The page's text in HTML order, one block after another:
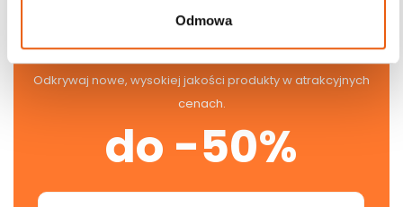
Odmowa
Produkty dnia
Odkrywaj nowe, wysokiej jakości produkty w atrakcyjnych
cenach.
do -50%